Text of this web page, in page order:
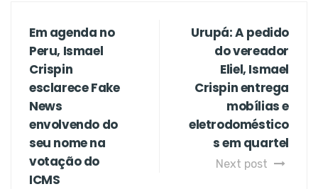
Em agenda no
Peru, Ismael
Crispin
esclarece Fake
News
envolvendo do
seu nome na
votação do
ICMS
Urupá: A pedido
do vereador
Eliel, Ismael
Crispin entrega
mobílias e
eletrodoméstico
s em quartel
Next post